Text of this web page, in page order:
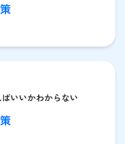
いいかわからない